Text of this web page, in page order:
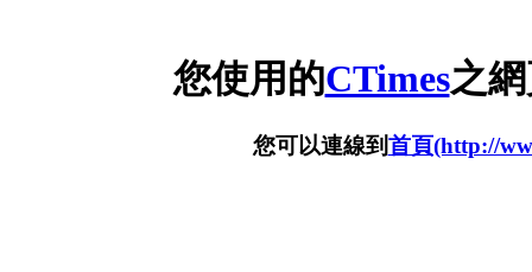
您使用的CTimes之
您可以連線到首頁(http://